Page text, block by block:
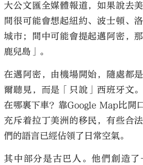
大公文匯全媒體報道，如果說去
間很可能會想起紐約、波士頓、
城市；間中可能會提起邁阿密，
鹿兒島」。
在邁阿密，由機場開始，隨處都
爾聽見，而是「只說」西班牙文
在哪裏下車？靠Google Map比開
充斥着拉丁美洲的移民，有些合
們的語言已經佔領了日常空氣。
其中部分是古巴人。他們創造